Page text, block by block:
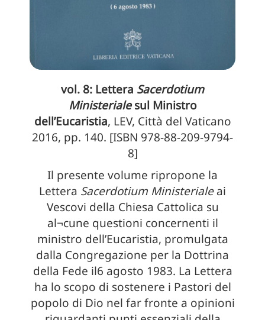
vol. 8: Lettera Sacerdotium
Ministerialesul Ministro
dell’Eucaristia, LEV, Città del Vaticano
2016, pp. 140. [ISBN 978-88-209-9794-
8]
Il presente volume ripropone la
Lettera Sacerdotium Ministerialeai
Vescovi della Chiesa Cattolica su
al¬cune questioni concernenti il
ministro dell’Eucaristia, promulgata
dalla Congregazione per la Dottrina
della Fede il6 agosto 1983. La Lettera
ha lo scopo di sostenere i Pastori del
popolo di Dio nel far fronte a opinioni